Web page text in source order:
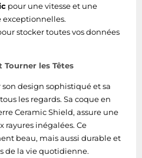
pour une vitesse et une
stocker toutes vos données
Tourner les Têtes
design sophistiqué et sa
les regards. Sa coque en
Ceramic Shield, assure une
rayures inégalées. Ce
beau, mais aussi durable et
de la vie quotidienne.